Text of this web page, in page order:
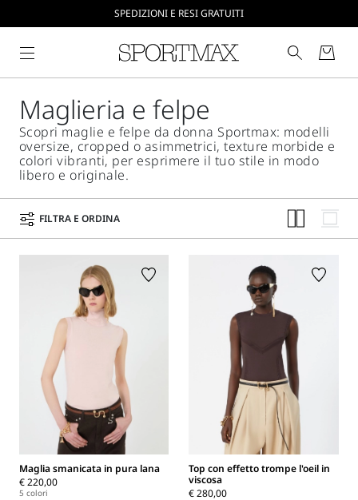
CREA IL TUO ACCOUNT SU SPORTMAX.COM
SPEDIZIONI E RESI GRATUITI
Maglieria e felpe
Scopri maglie e felpe da donna Sportmax: modelli
oversize, cropped o asimmetrici, texture morbide e
colori vibranti, per esprimere il tuo stile in modo
libero e originale.
FILTRA E ORDINA
Maglia smanicata in pura lana
€ 220,00
5 colori
Top con effetto trompe l'oeil in
viscosa
€ 280,00